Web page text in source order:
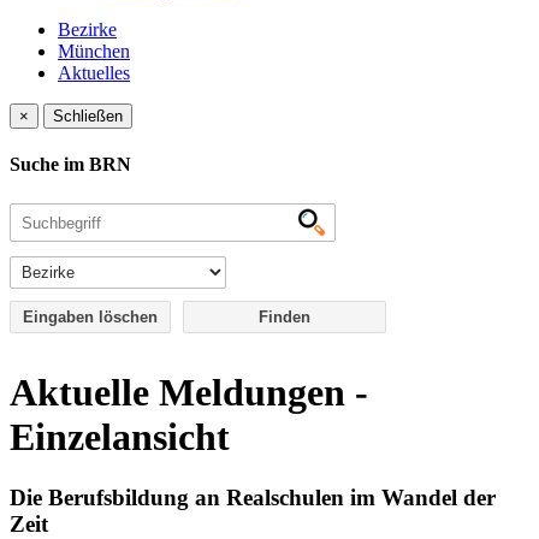
Bezirke
München
Aktuelles
× Schließen
Suche im BRN
Eingaben löschen
Aktuelle Meldungen -
Einzelansicht
Die Berufsbildung an Realschulen im Wandel der
Zeit